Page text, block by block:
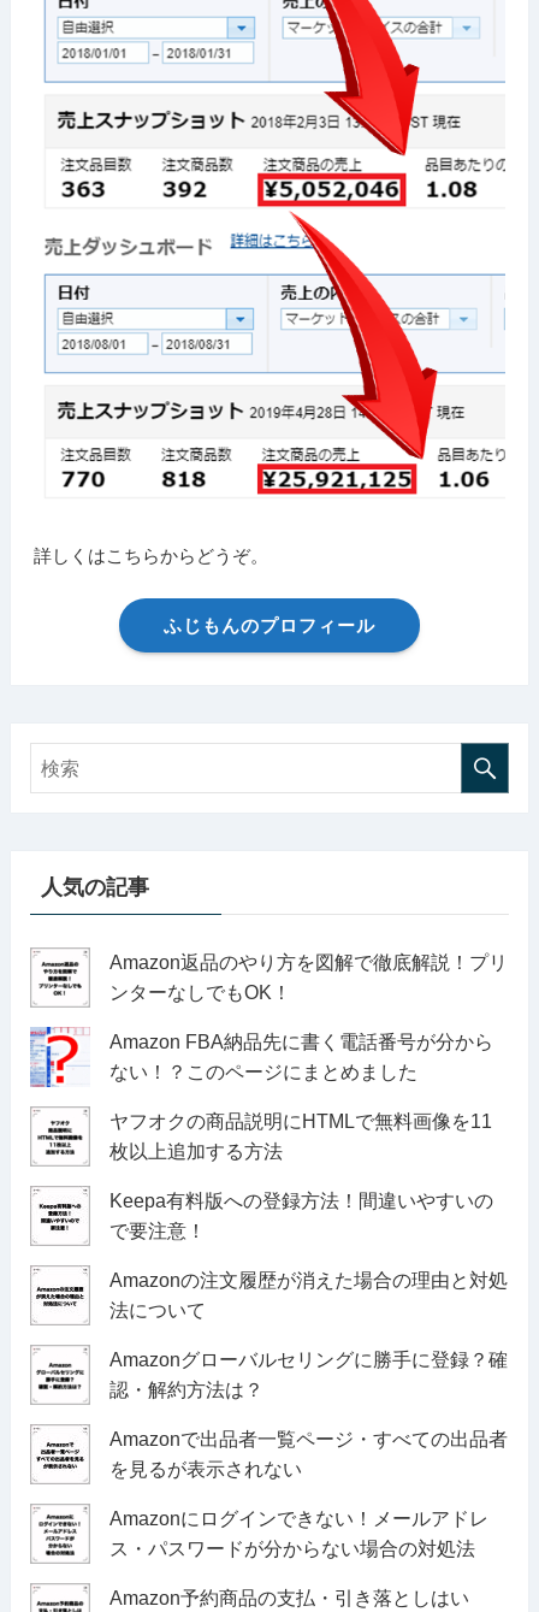
詳しくはこちらからどうぞ。
ふじもんのプロフィール
人気の記事
Amazon返品のやり方を図解で徹底解説！プリ
ンターなしでもOK！
Amazon FBA納品先に書く電話番号が分から
ない！？このページにまとめました
ヤフオクの商品説明にHTMLで無料画像を11
枚以上追加する方法
Keepa有料版への登録方法！間違いやすいの
で要注意！
Amazonの注文履歴が消えた場合の理由と対処
法について
Amazonグローバルセリングに勝手に登録？確
認・解約方法は？
Amazonで出品者一覧ページ・すべての出品者
を見るが表示されない
Amazonにログインできない！メールアドレ
ス・パスワードが分からない場合の対処法
Amazon予約商品の支払・引き落としはい